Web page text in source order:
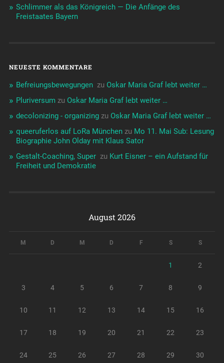
Schlimmer als das Königreich — Die Anfänge des
Freistaates Bayern
NEUESTE KOMMENTARE
Befreiungsbewegungen ️‍ zu Oskar Maria Graf lebt weiter …
Pluriversum zu Oskar Maria Graf lebt weiter …
decolonizing - organizingzu Oskar Maria Graf lebt weiter …
queeruferlos auf LoRa Münchenzu Mo 11. Mai Sub: Lesung
Biographie John Olday mit Klaus Sator
Gestalt-Coaching, Super ️‍ zu Kurt Eisner – ein Aufstand für
Freiheit und Demokratie
August 2026
M D M D F S S
1 2
3 4 5 6 7 8 9
10 11 12 13 14 15 16
17 18 19 20 21 22 23
24 25 26 27 28 29 30